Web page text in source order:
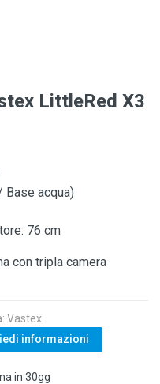
LittleRed X3
Base acqua)
76 cm
con tripla camera
Vastex
informazioni
in 30gg